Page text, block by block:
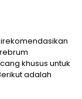
khusus untuk
adalah